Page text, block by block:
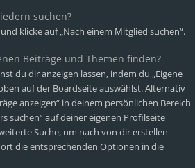
suchen?
klicke auf „Nach einem Mitglied suchen“.
Beiträge und Themen finden?
du dir anzeigen lassen, indem du „Eigene
auf der Boardseite auswählst. Alternativ
anzeigen“ in deinem persönlichen Bereich
suchen“ auf deiner eigenen Profilseite
Suche, um nach von dir erstellen
die entsprechenden Optionen in die